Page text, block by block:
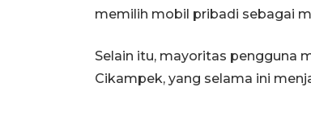
memilih mobil pribadi sebagai
Selain itu, mayoritas pengguna
Cikampek, yang selama ini